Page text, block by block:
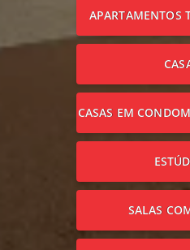
APARTAMENTOS
CASAS EM
SALAS